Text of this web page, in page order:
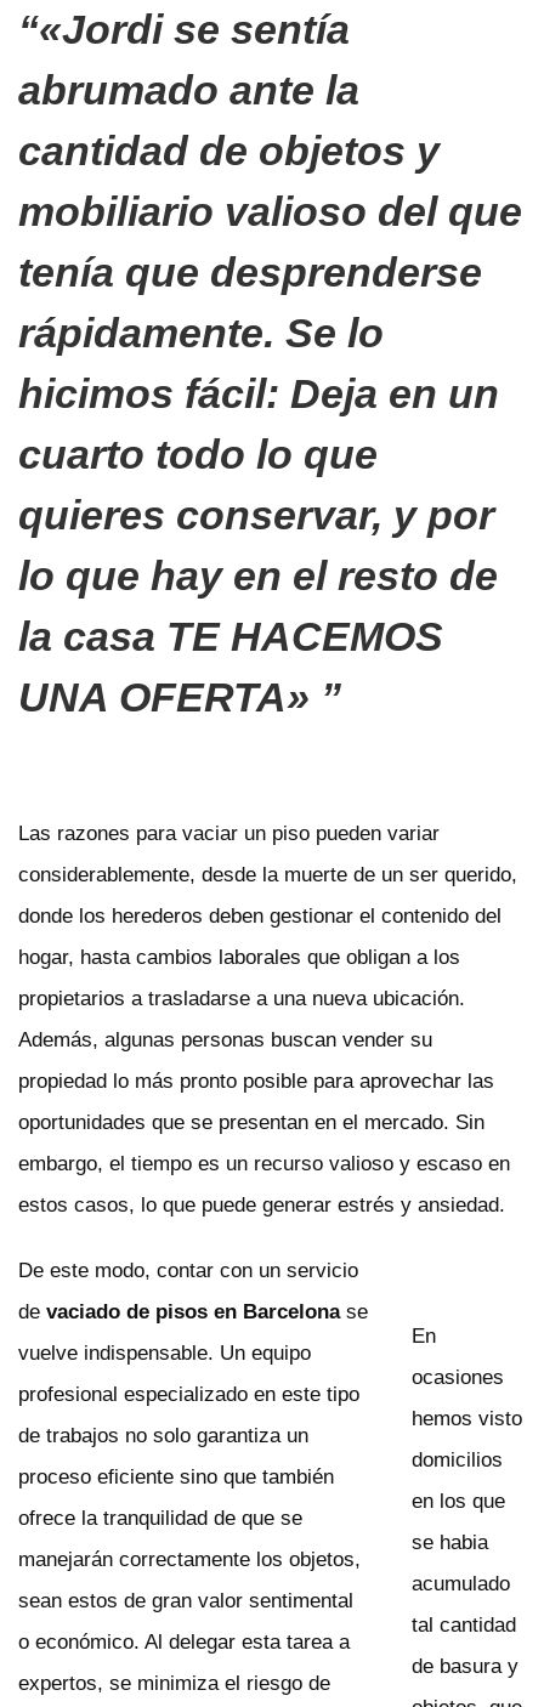
«Jordi se sentía
abrumado ante la
cantidad de objetos y
mobiliario valioso del que
tenía que desprenderse
rápidamente. Se lo
hicimos fácil: Deja en un
cuarto todo lo que
quieres conservar, y por
lo que hay en el resto de
la casa TE HACEMOS
UNA OFERTA»
Las razones para vaciar un piso pueden variar
considerablemente, desde la muerte de un ser querido,
donde los herederos deben gestionar el contenido del
hogar, hasta cambios laborales que obligan a los
propietarios a trasladarse a una nueva ubicación.
Además, algunas personas buscan vender su
propiedad lo más pronto posible para aprovechar las
oportunidades que se presentan en el mercado. Sin
embargo, el tiempo es un recurso valioso y escaso en
estos casos, lo que puede generar estrés y ansiedad.
En
ocasiones
hemos visto
domicilios
en los que
se habia
acumulado
tal cantidad
de basura y
De este modo, contar con un servicio
de vaciado de pisos en Barcelonase
vuelve indispensable. Un equipo
profesional especializado en este tipo
de trabajos no solo garantiza un
proceso eficiente sino que también
ofrece la tranquilidad de que se
manejarán correctamente los objetos,
sean estos de gran valor sentimental
o económico. Al delegar esta tarea a
expertos, se minimiza el riesgo de